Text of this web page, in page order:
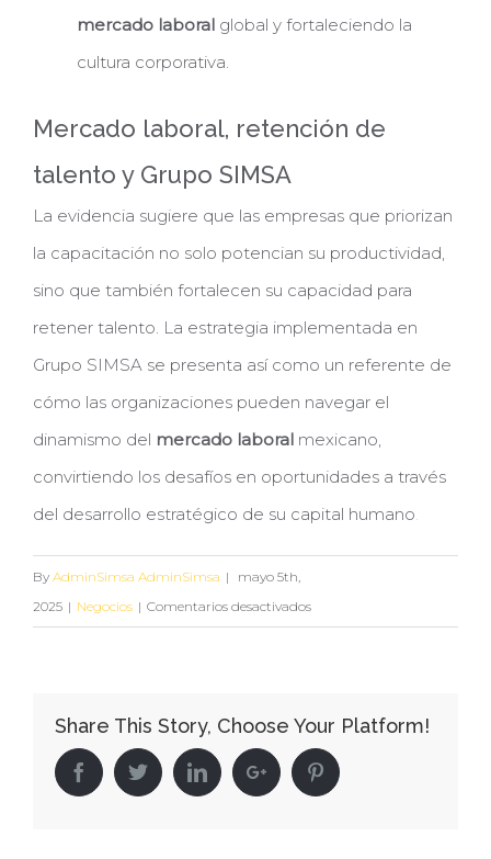
mercado laboral global y fortaleciendo la
cultura corporativa.
Mercado laboral, retención de
talento y Grupo SIMSA
La evidencia sugiere que las empresas que priorizan
la capacitación no solo potencian su productividad,
sino que también fortalecen su capacidad para
retener talento. La estrategia implementada en
Grupo SIMSA se presenta así como un referente de
cómo las organizaciones pueden navegar el
dinamismo del mercado laboral mexicano,
convirtiendo los desafíos en oportunidades a través
del desarrollo estratégico de su capital humano.
By AdminSimsa AdminSimsa |
mayo 5th,
2025 | Negocios | Comentarios desactivadosen
mercado
laboral
mexicano
Share This Story, Choose Your Platform!
FacebookTwitterLinkedinGoogle+ Pinterest